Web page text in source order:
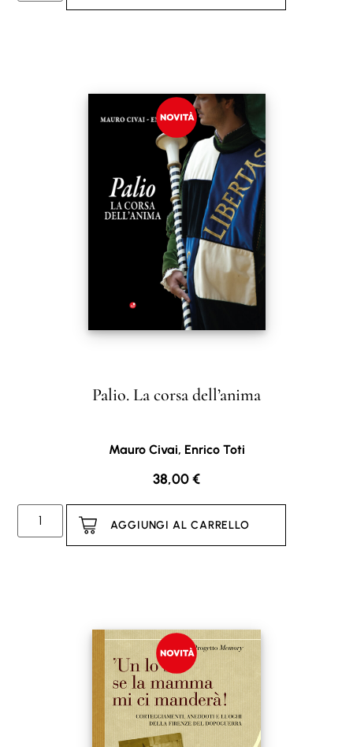
Palio. La corsa dell’anima
Mauro Civai, Enrico Toti
38,00€
AGGIUNGI AL CARRELLO